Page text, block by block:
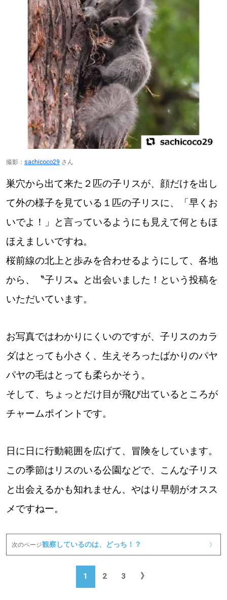
情報提供・お問い合わせ 利用規約
プライバシーポリシー
閉じる
撮影： sachicoco29 さん
巣穴から出て来た２匹の子リスが、顔だけを出し
て外の様子を見ている１匹の子リスに、「早くお
いでよ！」と言っているようにも見えて何ともほ
ほえましいですね。
桜前線の北上と歩みを合わせるようにして、各地
から、〝子リス〟と出会いました！という投稿を
いただいています。
お写真ではわかりにくいのですが、子リスのカラ
ダはとっても小さく、生えそろったばかりのパヤ
パヤの毛はとっても柔らかそう。
そして、ちょっとだけ目が飛び出ているところが
チャームポイントです。
日に日に行動範囲を広げて、冒険をしています。
この季節はリスのいる公園などで、こんな子リス
と出会えるかも知れません、やはり早朝がオスス
メですねー。
次のページ観察しているのは、どっち！？ 》
1 2 3 》